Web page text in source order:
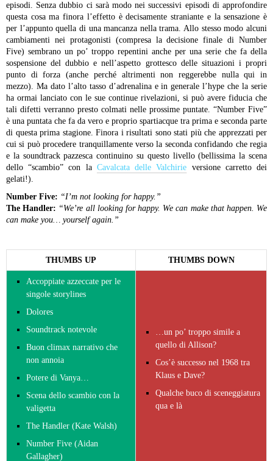
episodi. Senza dubbio ci sarà modo nei successivi episodi di approfondire
questa cosa ma finora l’effetto è decisamente straniante e la sensazione è
per l’appunto quella di una mancanza nella trama. Allo stesso modo alcuni
cambiamenti nei protagonisti (compresa la decisione finale di Number
Five) sembrano un po’ troppo repentini anche per una serie che fa della
sospensione del dubbio e nell’aspetto grottesco delle situazioni i propri
punto di forza (anche perché altrimenti non reggerebbe nulla qui in
mezzo). Ma dato l’alto tasso d’adrenalina e in generale l’hype che la serie
ha ormai lanciato con le sue continue rivelazioni, si può avere fiducia che
tali difetti verranno presto colmati nelle prossime puntate. “Number Five”
è una puntata che fa da vero e proprio spartiacque tra prima e seconda parte
di questa prima stagione. Finora i risultati sono stati più che apprezzati per
cui si può procedere tranquillamente verso la seconda confidando che regia
e la soundtrack pazzesca continuino su questo livello (bellissima la scena
dello “scambio” con la Cavalcata delle Valchirie versione carretto dei
gelati!).
Number Five: “I’m not looking for happy.”
The Handler: “We’re all looking for happy. We can make that happen. We
can make you… yourself again.”
THUMBS UP THUMBS DOWN
Accoppiate azzeccate per le
singole storylines
Dolores
Soundtrack notevole
Buon climax narrativo che
non annoia
Potere di Vanya…
Scena dello scambio con la
valigetta
The Handler (Kate Walsh)
Number Five (Aidan
Gallagher)
…un po’ troppo simile a
quello di Allison?
Cos’è successo nel 1968 tra
Klaus e Dave?
Qualche buco di sceneggiatura
qua e là